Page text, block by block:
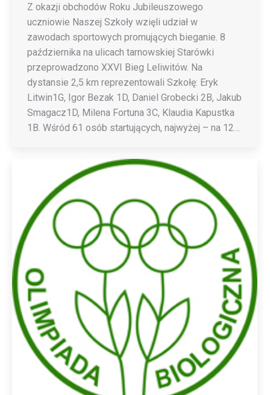
Z okazji obchodów Roku Jubileuszowego
uczniowie Naszej Szkoły wzięli udział w
zawodach sportowych promujących bieganie. 8
października na ulicach tarnowskiej Starówki
przeprowadzono XXVI Bieg Leliwitów. Na
dystansie 2,5 km reprezentowali Szkołę: Eryk
Litwin1G, Igor Bezak 1D, Daniel Grobecki 2B, Jakub
Smagacz1D, Milena Fortuna 3C, Klaudia Kapustka
1B. Wśród 61 osób startujących, najwyżej – na 12…